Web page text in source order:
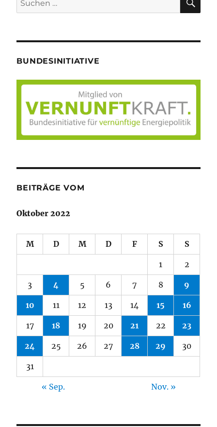
nach:
BUNDESINITIATIVE
BEITRÄGE VOM
Oktober 2022
M D M D F S S
1 2
3 4 5 6 7 8 9
10 11 12 13 14 15 16
17 18 19 20 21 22 23
24 25 26 27 28 29 30
31
« Sep. Nov. »